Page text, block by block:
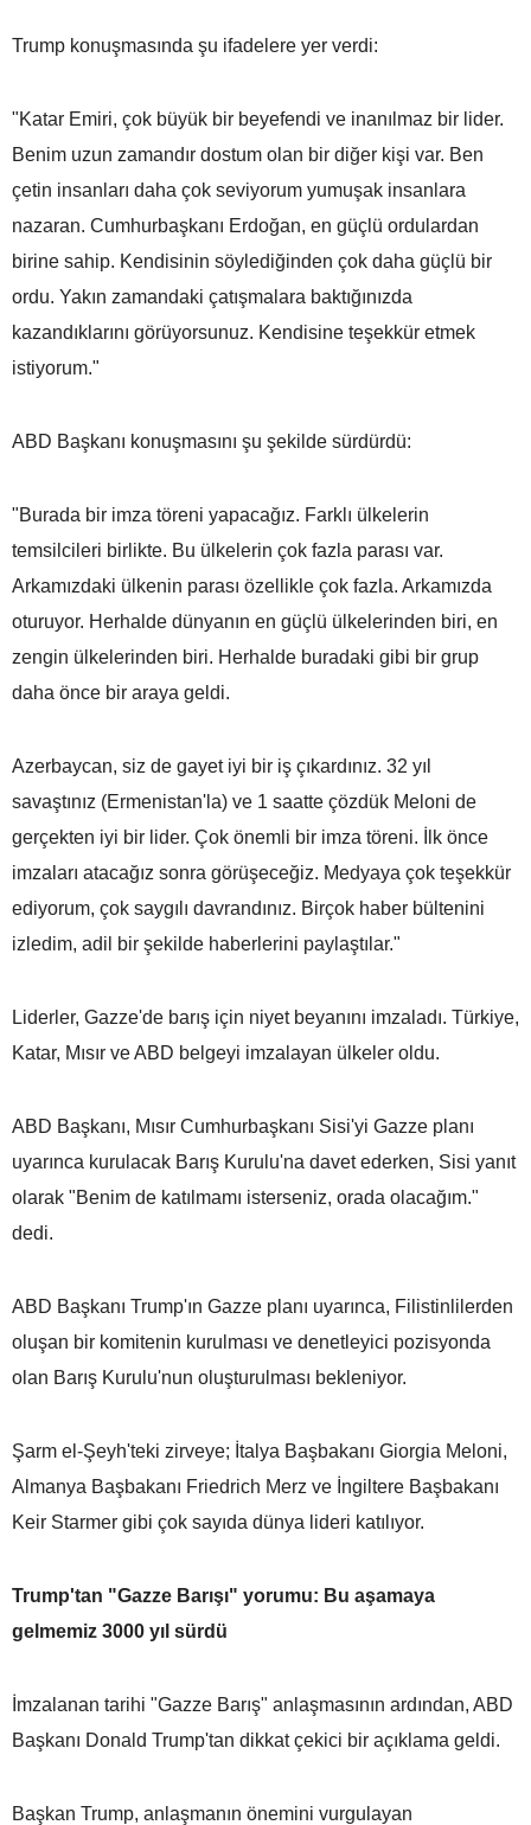
Trump konuşmasında şu ifadelere yer verdi:
"Katar Emiri, çok büyük bir beyefendi ve inanılmaz bir lider.
Benim uzun zamandır dostum olan bir diğer kişi var. Ben
çetin insanları daha çok seviyorum yumuşak insanlara
nazaran. Cumhurbaşkanı Erdoğan, en güçlü ordulardan
birine sahip. Kendisinin söylediğinden çok daha güçlü bir
ordu. Yakın zamandaki çatışmalara baktığınızda
kazandıklarını görüyorsunuz. Kendisine teşekkür etmek
istiyorum."
ABD Başkanı konuşmasını şu şekilde sürdürdü:
"Burada bir imza töreni yapacağız. Farklı ülkelerin
temsilcileri birlikte. Bu ülkelerin çok fazla parası var.
Arkamızdaki ülkenin parası özellikle çok fazla. Arkamızda
oturuyor. Herhalde dünyanın en güçlü ülkelerinden biri, en
zengin ülkelerinden biri. Herhalde buradaki gibi bir grup
daha önce bir araya geldi.
Azerbaycan, siz de gayet iyi bir iş çıkardınız. 32 yıl
savaştınız (Ermenistan'la) ve 1 saatte çözdük Meloni de
gerçekten iyi bir lider. Çok önemli bir imza töreni. İlk önce
imzaları atacağız sonra görüşeceğiz. Medyaya çok teşekkür
ediyorum, çok saygılı davrandınız. Birçok haber bültenini
izledim, adil bir şekilde haberlerini paylaştılar."
Liderler, Gazze'de barış için niyet beyanını imzaladı. Türkiye,
Katar, Mısır ve ABD belgeyi imzalayan ülkeler oldu.
ABD Başkanı, Mısır Cumhurbaşkanı Sisi'yi Gazze planı
uyarınca kurulacak Barış Kurulu'na davet ederken, Sisi yanıt
olarak "Benim de katılmamı isterseniz, orada olacağım."
dedi.
ABD Başkanı Trump'ın Gazze planı uyarınca, Filistinlilerden
oluşan bir komitenin kurulması ve denetleyici pozisyonda
olan Barış Kurulu'nun oluşturulması bekleniyor.
Şarm el-Şeyh'teki zirveye; İtalya Başbakanı Giorgia Meloni,
Almanya Başbakanı Friedrich Merz ve İngiltere Başbakanı
Keir Starmer gibi çok sayıda dünya lideri katılıyor.
Trump'tan "Gazze Barışı" yorumu: Bu aşamaya
gelmemiz 3000 yıl sürdü
İmzalanan tarihi "Gazze Barış" anlaşmasının ardından, ABD
Başkanı Donald Trump'tan dikkat çekici bir açıklama geldi.
Başkan Trump, anlaşmanın önemini vurgulayan